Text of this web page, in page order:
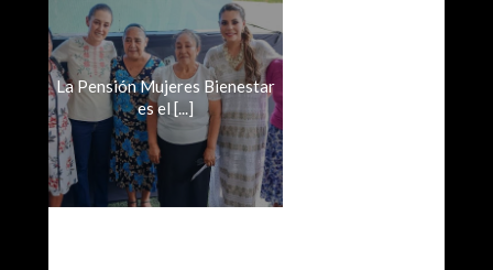
La Pensión Mujeres Bienestar
es el [...]